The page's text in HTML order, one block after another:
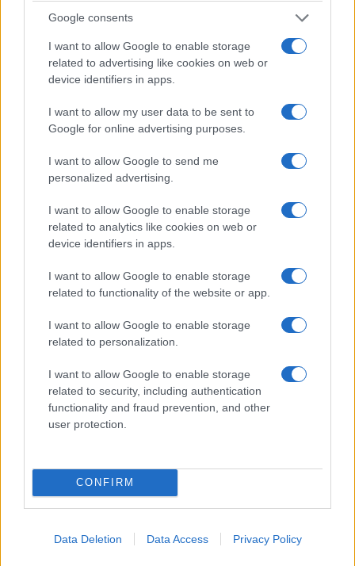
Google consents
I want to allow Google to enable storage
related to advertising like cookies on web or
device identifiers in apps.
I want to allow my user data to be sent to
Google for online advertising purposes.
I want to allow Google to send me
personalized advertising.
I want to allow Google to enable storage
related to analytics like cookies on web or
device identifiers in apps.
I want to allow Google to enable storage
related to functionality of the website or app.
I want to allow Google to enable storage
related to personalization.
I want to allow Google to enable storage
related to security, including authentication
functionality and fraud prevention, and other
user protection.
CONFIRM
Data Deletion Data Access Privacy Policy
52 χρόνια από την αποκατάσταση της
Δημοκρατίας: Τα μηνύματα του πολιτικού κόσμου
για τη Μεταπολίτευση, τους θεσμούς και την
Κύπρο